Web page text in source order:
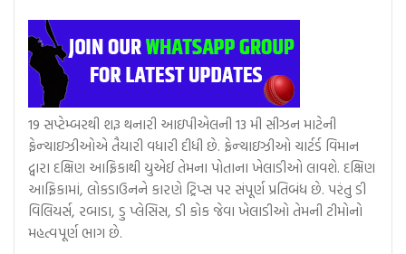
19 સપ્ટેમ્બરથી શરૂ થનારી આઇપીએલની 13 મી સીઝન માટેની
ફ્રેન્ચાઇઝીઓએ તૈયારી વધારી દીધી છે. ફ્રેન્ચાઇઝીઓ ચાર્ટર્ડ વિમાન
દ્વારા દક્ષિણ આફ્રિકાથી યુએઈ તેમના પોતાના ખેલાડીઓ લાવશે. દક્ષિણ
આફ્રિકામાં, લોકડાઉનને કારણે ટ્રિપ્સ પર સંપૂર્ણ પ્રતિબંધ છે. પરંતુ ડી
વિલિયર્સ, રબાડા, ડુ પ્લેસિસ, ડી કોક જેવા ખેલાડીઓ તેમની ટીમોનો
મહત્વપૂર્ણ ભાગ છે.